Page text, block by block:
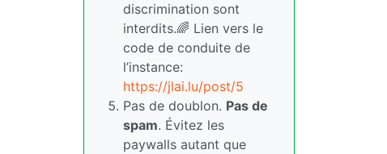
discrimination sont
interdits.🌈 Lien vers le
code de conduite de
l’instance:
https://jlai.lu/post/5
Pas de doublon. Pas de
spam. Évitez les
paywalls autant que